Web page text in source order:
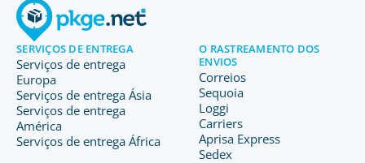
SERVIÇOS DE ENTREGA
Serviços de entrega
Europa
Serviços de entrega Ásia
Serviços de entrega
América
Serviços de entrega África
O RASTREAMENTO DOS
ENVIOS
Correios
Sequoia
Loggi
Carriers
Aprisa Express
Sedex